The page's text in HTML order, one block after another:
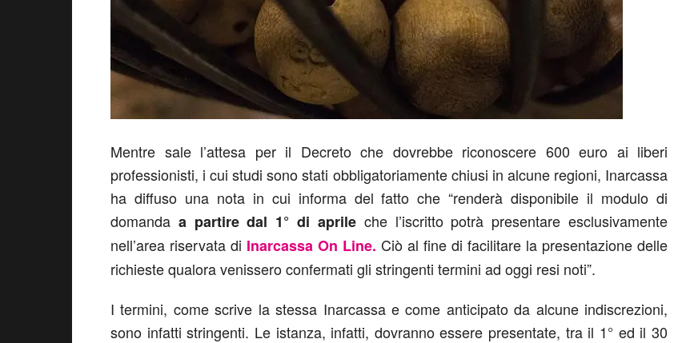
Mentre sale l’attesa per il Decreto che dovrebbe riconoscere 600 euro ai liberi
professionisti, i cui studi sono stati obbligatoriamente chiusi in alcune regioni, Inarcassa
ha diffuso una nota in cui informa del fatto che “renderà disponibile il modulo di
domanda a partire dal 1° di aprileche l’iscritto potrà presentare esclusivamente
nell’area riservata di Inarcassa On Line. Ciò al fine di facilitare la presentazione delle
richieste qualora venissero confermati gli stringenti termini ad oggi resi noti”.
I termini, come scrive la stessa Inarcassa e come anticipato da alcune indiscrezioni,
sono infatti stringenti. Le istanza, infatti, dovranno essere presentate, tra il 1° ed il 30